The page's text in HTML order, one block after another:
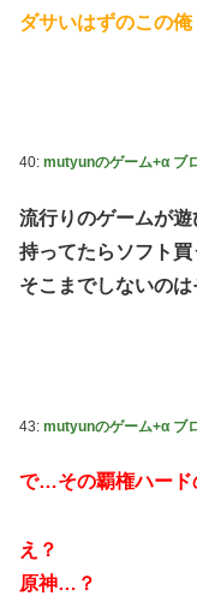
ダサいはずのこの俺
40: mutyunのゲーム+α ブ
流行りのゲームが
持ってたらソフト買
そこまでしないの
43: mutyunのゲーム+α ブ
で…その覇権ハード
え？
原神…？